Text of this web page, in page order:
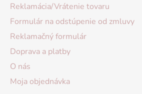
Reklamácia/Vrátenie tovaru
Formulár na odstúpenie od zmluvy
Reklamačný formulár
Doprava a platby
O nás
Moja objednávka